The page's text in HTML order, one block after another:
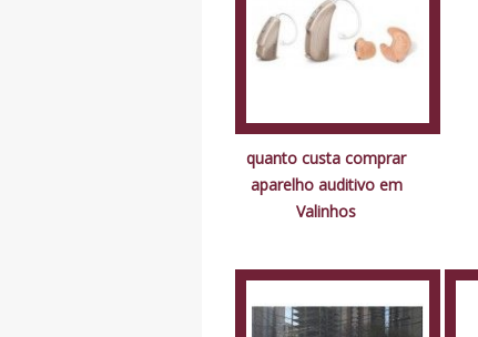
quanto custa comprar
aparelho auditivo em
Valinhos